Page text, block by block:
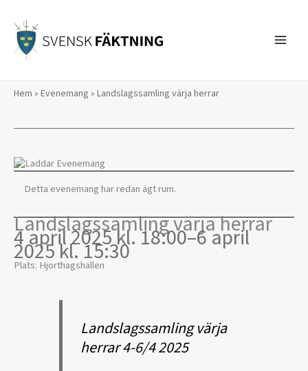
innehåll
Hem » Evenemang » Landslagssamling värja herrar
Detta evenemang har redan ägt rum.
Landslagssamling värja herrar
4 april 2025 kl. 18:00–6 april
2025 kl. 15:30
Plats: Hjorthagshallen
Landslagssamling värja
herrar 4-6/4 2025